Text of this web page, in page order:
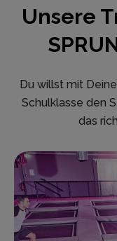
Unsere
Du willst mit
Schulklasse den
das